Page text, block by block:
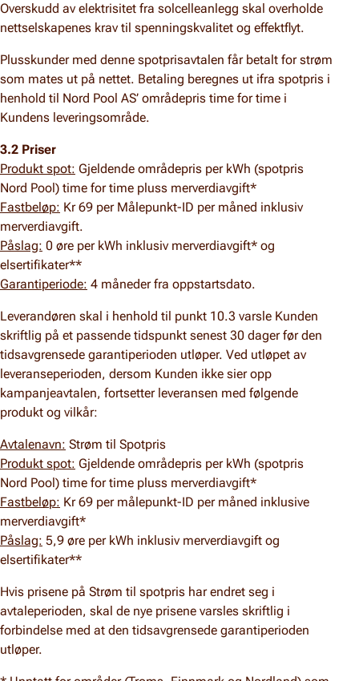
Overskudd av elektrisitet fra solcelleanlegg skal overholde
nettselskapenes krav til spenningskvalitet og effektflyt.
Plusskunder med denne spotprisavtalen får betalt for strøm
som mates ut på nettet. Betaling beregnes ut ifra spotpris i
henhold til Nord Pool AS’ områdepris time for time i
Kundens leveringsområde.
3.2 Priser
Produkt spot: Gjeldende områdepris per kWh (spotpris
Nord Pool) time for time pluss merverdiavgift*
Fastbeløp: Kr 69 per Målepunkt-ID per måned inklusiv
merverdiavgift.
Påslag: 0 øre per kWh inklusiv merverdiavgift* og
elsertifikater**
Garantiperiode: 4 måneder fra oppstartsdato.
Leverandøren skal i henhold til punkt 10.3 varsle Kunden
skriftlig på et passende tidspunkt senest 30 dager før den
tidsavgrensede garantiperioden utløper. Ved utløpet av
leveranseperioden, dersom Kunden ikke sier opp
kampanjeavtalen, fortsetter leveransen med følgende
produkt og vilkår:
Avtalenavn: Strøm til Spotpris
Produkt spot: Gjeldende områdepris per kWh (spotpris
Nord Pool) time for time pluss merverdiavgift*
Fastbeløp: Kr 69 per målepunkt-ID per måned inklusive
merverdiavgift*
Påslag: 5,9 øre per kWh inklusiv merverdiavgift og
elsertifikater**
Hvis prisene på Strøm til spotpris har endret seg i
avtaleperioden, skal de nye prisene varsles skriftlig i
forbindelse med at den tidsavgrensede garantiperioden
utløper.